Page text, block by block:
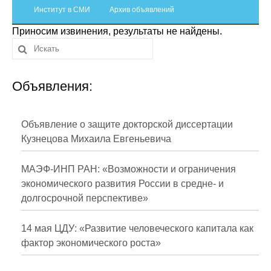
Отчетность
Противодействие коррупции
Материалы для СМИ
Публикации
Научная жизнь
Проблемы прогнозирования
О журнале
Номера журналов
Институт в СМИ Архив объявлений
Приносим извинения, результаты не найдены.
Объявления:
Объявление о защите докторской диссертации
Кузнецова Михаила Евгеньевича
МАЭФ-ИНП РАН: «Возможности и ограничения
экономического развития России в средне- и
долгосрочной перспективе»
14 мая ЦДУ: «Развитие человеческого капитала как
фактор экономического роста»